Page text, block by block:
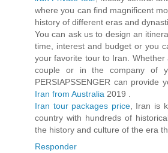
where you can find magnificent
history of different eras and
You can ask us to design an
time, interest and budget or you
your favorite tour to Iran.
couple or in the company of
PERSIAPSSENGER can provide
Iran from Australia 2019 .
Iran tour packages price, Iran is
country with hundreds of
the history and culture of the era
Responder